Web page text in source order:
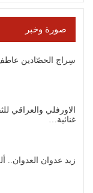
صورة وخبر
سِراج الحصّادين
الاورفلي والعراقي
غنائية…
زيد عدوان العدوان..